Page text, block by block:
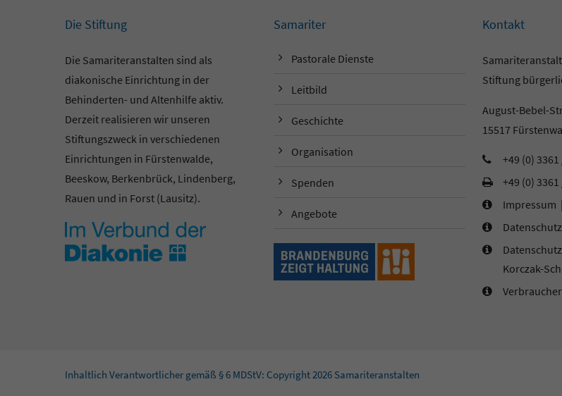
Die Stiftung
Die Samariteranstalten sind als
diakonische Einrichtung in der
Behinderten- und Altenhilfe aktiv.
Derzeit realisieren wir unseren
Stiftungszweck in verschiedenen
Einrichtungen in Fürstenwalde,
Beeskow, Berkenbrück, Lindenberg,
Rauen und in Forst (Lausitz).
Samariter
Pastorale Dienste
Leitbild
Geschichte
Organisation
Spenden
Angebote
Kontakt
Stiftung
August-Bebel-
15517
+49 (0)
+49 (0)
Impressum |
Korczak-
Inhaltlich Verantwortlicher gemäß § 6 MDStV: Copyright 2026 Samariteranstalten